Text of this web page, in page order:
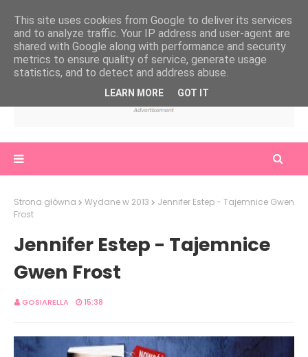
Strona główna Wydane w 2013
Jennifer Estep - Tajemnice Gwen
Frost
Jennifer Estep - Tajemnice
Gwen Frost
GOSIARELLA 15:38
This site uses cookies from Google to deliver its services
and to analyze traffic. Your IP address and user-agent are
shared with Google along with performance and security
metrics to ensure quality of service, generate usage
statistics, and to detect and address abuse.
LEARN MORE GOT IT